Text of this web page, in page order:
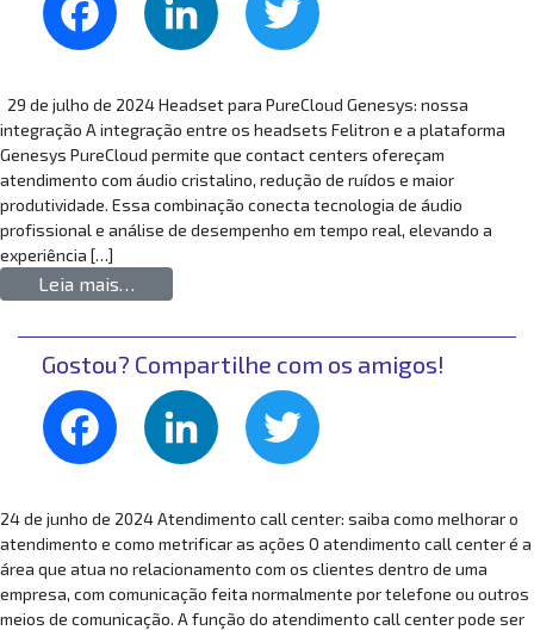
Facebook LinkedIn
29 de julho de 2024 Headset para PureCloud Genesys: nossa
integração A integração entre os headsets Felitron e a plataforma
Genesys PureCloud permite que contact centers ofereçam
atendimento com áudio cristalino, redução de ruídos e maior
produtividade. Essa combinação conecta tecnologia de áudio
profissional e análise de desempenho em tempo real, elevando a
experiência […]
Leia mais…
Gostou? Compartilhe com os amigos!
Facebook LinkedIn
24 de junho de 2024 Atendimento call center: saiba como melhorar o
atendimento e como metrificar as ações O atendimento call center é a
área que atua no relacionamento com os clientes dentro de uma
empresa, com comunicação feita normalmente por telefone ou outros
meios de comunicação. A função do atendimento call center pode ser